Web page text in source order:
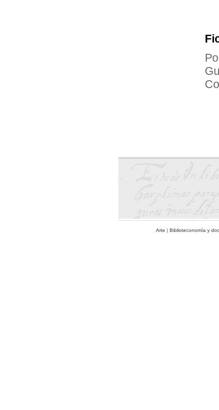
Arte | Biblioteconomía y